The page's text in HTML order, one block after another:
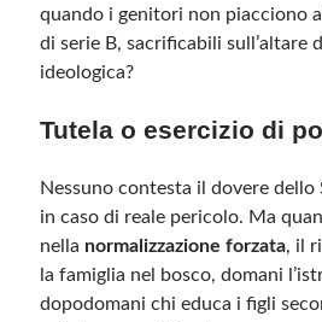
quando i genitori non piacciono
di serie B, sacrificabili sull’altare
ideologica?
Tutela o esercizio di
Nessuno contesta il dovere
in caso di reale pericolo. Ma
nella normalizzazione forzata, il
la famiglia nel bosco, domani
dopodomani chi educa i figli